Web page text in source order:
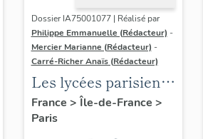
Dossier IA75001077 | Réalisé par
Philippe Emmanuelle (Rédacteur) -
Mercier Marianne (Rédacteur) -
Carré-Richer Anaïs (Rédacteur)
Les lycées parisiens
de Jean-Claude
Dondel et Roger
France > Île-de-France >
Paris